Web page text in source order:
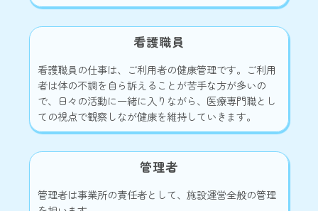
看護職員
看護職員の仕事は、ご利用者の健康管理です。ご利用
者は体の不調を自ら訴えることが苦手な方が多いの
で、日々の活動に一緒に入りながら、医療専門職とし
ての視点で観察しなが健康を維持していきます。
管理者
管理者は事業所の責任者として、施設運営全般の管理